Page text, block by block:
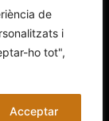
de
i
ho tot",
Acceptar